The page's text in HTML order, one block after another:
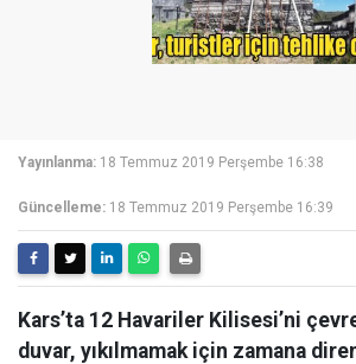
Yayınlanma: 18 Temmuz 2019 Perşembe 16:38
Güncelleme: 18 Temmuz 2019 Perşembe 16:39
Kars’ta 12 Havariler Kilisesi’ni
duvar, yıkılmamak için zamana